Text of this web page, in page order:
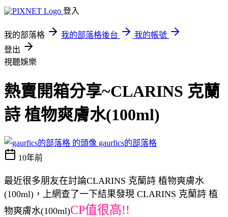
登入
我的部落格 我的部落格後台
我的帳號
登出
視聽娛樂
熱賣開箱分享~CLARINS 克蘭
詩 植物爽膚水(100ml)
gaurfics的部落格
10年前
最近很多朋友在討論CLARINS 克蘭詩 植物爽膚水
(100ml)，上網查了一下結果發現 CLARINS 克蘭詩 植
物爽膚水(100ml)CP值很高!!